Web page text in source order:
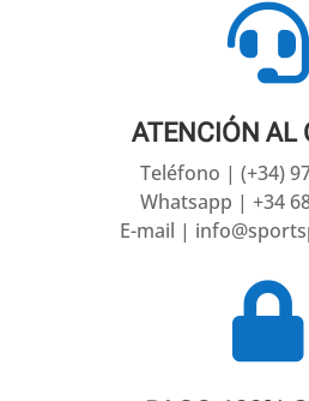

ATENCIÓN AL
Teléfono | (+34)
Whatsapp | +34
E-mail |
